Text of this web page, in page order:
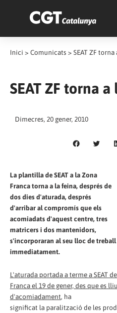
Inici > Comunicats > SEAT ZF
SEAT ZF torna
Dimecres, 20 gener, 2010
La plantilla de SEAT a la Zona
Franca torna a la feina, després de
dos dies d'aturada, després
d'arribar al compromís que els
acomiadats d'aquest centre, tres
matricers i dos mantenidors,
s'incorporaran al seu lloc de treball
immediatament.
L'aturada portada a terme a SEAT
Franca el 19 de gener, des que es
d'acomiadament, ha
significat la paralització de les